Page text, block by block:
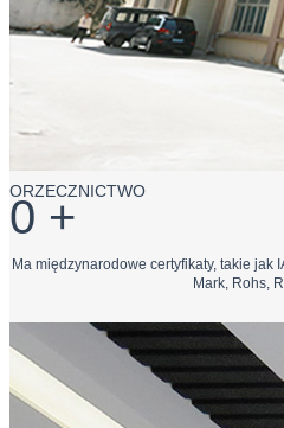
ORZECZNICTWO
0 +
Ma międzynarodowe certyfikaty, takie jak
Mark, Rohs,